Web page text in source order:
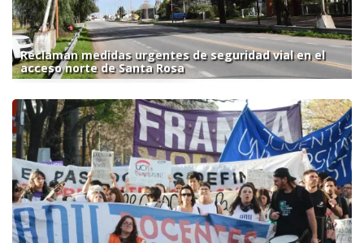
Reclaman medidas urgentes de seguridad vial en el
acceso norte de Santa Rosa